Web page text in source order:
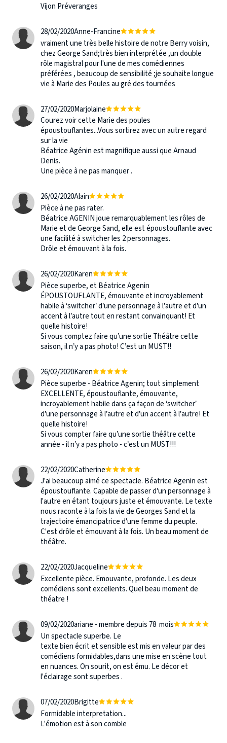
Vijon Préveranges
28/02/2020Anne-Francine
vraiment une très belle histoire de notre Berry voisin,
chez George Sand;très bien interprétée ,un double
rôle magistral pour l'une de mes comédiennes
préférées , beaucoup de sensibilité ;je souhaite longue
vie à Marie des Poules au gré des tournées
27/02/2020Marjolaine
Courez voir cette Marie des poules
époustouflantes...Vous sortirez avec un autre regard
sur la vie
Béatrice Agénin est magnifique aussi que Arnaud
Denis.
Une pièce à ne pas manquer .
26/02/2020Alain
Pièce à ne pas rater.
Béatrice AGENIN joue remarquablement les rôles de
Marie et de George Sand, elle est époustouflante avec
une facilité à switcher les 2 personnages.
Drôle et émouvant à la fois.
26/02/2020Karen
Pièce superbe, et Béatrice Agenin
ÉPOUSTOUFLANTE, émouvante et incroyablement
habile à ‘switcher’ d’une personnage à l’autre et d’un
accent à l’autre tout en restant convainquant! Et
quelle histoire!
Si vous comptez faire qu’une sortie Théâtre cette
saison, il n’y a pas photo! C’est un MUST!!
26/02/2020Karen
Pièce superbe - Béatrice Agenin; tout simplement
EXCELLENTE, époustouflante, émouvante,
incroyablement habile dans ça façon de ‘switcher’
d’une personnage à l’autre et d’un accent à l’autre! Et
quelle histoire!
Si vous compter faire qu’une sortie théâtre cette
année - il n’y a pas photo - c’est un MUST!!!
22/02/2020Catherine
J'ai beaucoup aimé ce spectacle. Béatrice Agenin est
époustouflante. Capable de passer d'un personnage à
l'autre en étant toujours juste et émouvante. Le texte
nous raconte à la fois la vie de Georges Sand et la
trajectoire émancipatrice d'une femme du peuple.
C'est drôle et émouvant à la fois. Un beau moment de
théâtre.
22/02/2020Jacqueline
Excellente pièce. Emouvante, profonde. Les deux
comédiens sont excellents. Quel beau moment de
théatre !
09/02/2020ariane - membre depuis 78 mois
Un spectacle superbe. Le
texte bien écrit et sensible est mis en valeur par des
comédiens formidables,dans une mise en scène tout
en nuances. On sourit, on est ému. Le décor et
l'éclairage sont superbes .
07/02/2020Brigitte
Formidable interpretation...
L'émotion est à son comble